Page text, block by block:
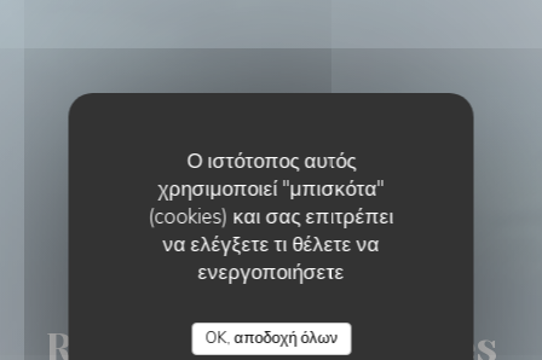
Ο ιστότοπος αυτός
χρησιμοποιεί "μπισκότα"
(cookies) και σας επιτρέπει
να ελέγξετε τι θέλετε να
ενεργοποιήσετε
OK, αποδοχή όλων
ΠΑΡΑΔΟΣΙΑΚΌ ΕΣΤΙΑΤΌΡΙΟ
Restaurant Les Roches
RESTAURANT LES ROCHES MARINES